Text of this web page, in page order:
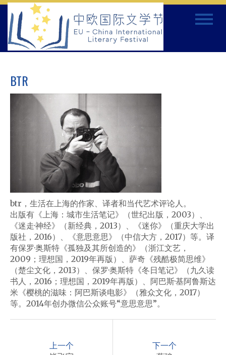
Skip
content
Toggle
BTR
btr，生活在上海的作家、译者和当代艺术评论人。
出版有《上海：城市生活笔记》（世纪出版，2003）、
《迷走·神经》（新经典，2013）、《迷你》（重庆大学出
版社，2016）、《意思意思》（中信大方，2017）等。译
有保罗·奥斯特《孤独及其所创造的》（浙江文艺，
2009；理想国，2019年再版）、萨奇《残酷极简思维》
（楚尘文化，2013）、保罗·奥斯特《冬日笔记》（九久读
书人，2016；理想国，2019年再版）、阿巴斯·基阿鲁斯达
米《樱桃的滋味：阿巴斯谈电影》（雅众文化，2017）
等。2014年创办微信公众账号“意思意思”。
上一个
下一个